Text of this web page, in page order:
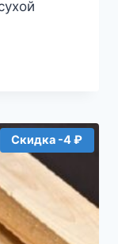
Скидка -4 ₽